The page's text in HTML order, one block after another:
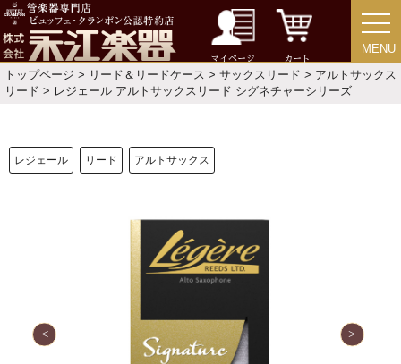
マイページ カート
MENU
MENU
トップページ > リード＆リードケース > サックスリード > アルトサックス
リード > レジェール アルトサックスリード シグネチャーシリーズ
レジェール リード アルトサックス
新規会員登録 ログイン・マイページ